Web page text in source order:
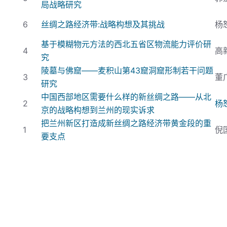
局战略研究
6 丝绸之路经济带:战略构想及其挑战 杨
4
基于模糊物元方法的西北五省区物流能力评价研
究
高
3
陵墓与佛窟——麦积山第43窟洞窟形制若干问题
研究
董
2
中国西部地区需要什么样的新丝绸之路——从北
京的战略构想到兰州的现实诉求
杨
1
把兰州新区打造成新丝绸之路经济带黄金段的重
要支点
倪